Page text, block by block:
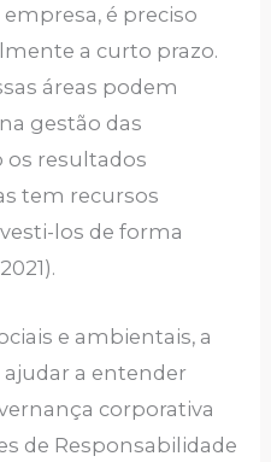
é preciso
a curto prazo.
áreas podem
gestão das
os resultados
tem recursos
los de forma
e ambientais, a
ajudar a entender
corporativa
de Responsabilidade